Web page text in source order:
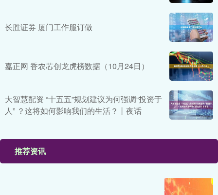
长胜证券 厦门工作服订做
嘉正网 香农芯创龙虎榜数据（10月24日）
大智慧配资 “十五五”规划建议为何强调“投资于
人” ？这将如何影响我们的生活？丨夜话
推荐资讯